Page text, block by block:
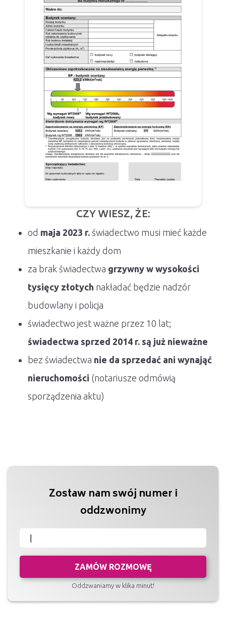
CZY WIESZ, ŻE:
od maja 2023 r. świadectwo musi mieć każde
mieszkanie i każdy dom
za brak świadectwa grzywny w wysokości
tysięcy złotych nakładać będzie nadzór
budowlany i policja
świadectwo jest ważne przez 10 lat;
świadectwa sprzed 2014 r. są już nieważne
bez świadectwa nie da sprzedać ani wynająć
nieruchomości (notariusze odmówią
sporządzenia aktu)
Zostaw nam swój numer i
oddzwonimy
ZAMÓW ROZMOWĘ
Oddzwaniamy w klika minut!